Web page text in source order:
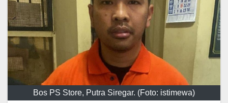
Bos PS Store, Putra Siregar. (Foto: istimewa)